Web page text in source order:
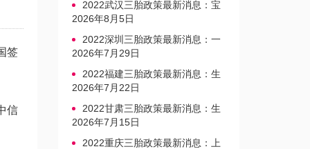
签
信
2022武汉三胎政策最新消息：宝
宝上户口不再罚款
2026年8月5日
2022深圳三胎政策最新消息：一
文读懂上户口是否罚款
2026年7月29日
2022福建三胎政策最新消息：生
育奖励发放迎新标准
2026年7月22日
2022甘肃三胎政策最新消息：生
育产假不享受带薪福利
2026年7月15日
2022重庆三胎政策最新消息：上